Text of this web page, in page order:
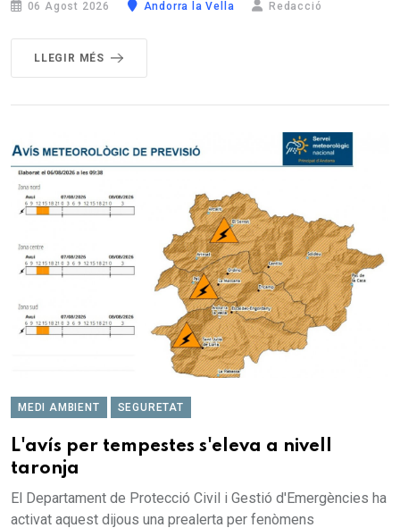
06 Agost 2026 Andorra la Vella Redacció
LLEGIR MÉS
MEDI AMBIENT SEGURETAT
L'avís per tempestes s'eleva a nivell
taronja
El Departament de Protecció Civil i Gestió d'Emergències ha
activat aquest dijous una prealerta per fenòmens